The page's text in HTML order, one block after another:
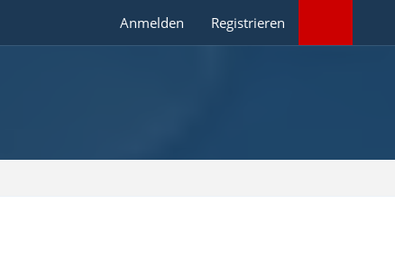
Anmelden Registrieren